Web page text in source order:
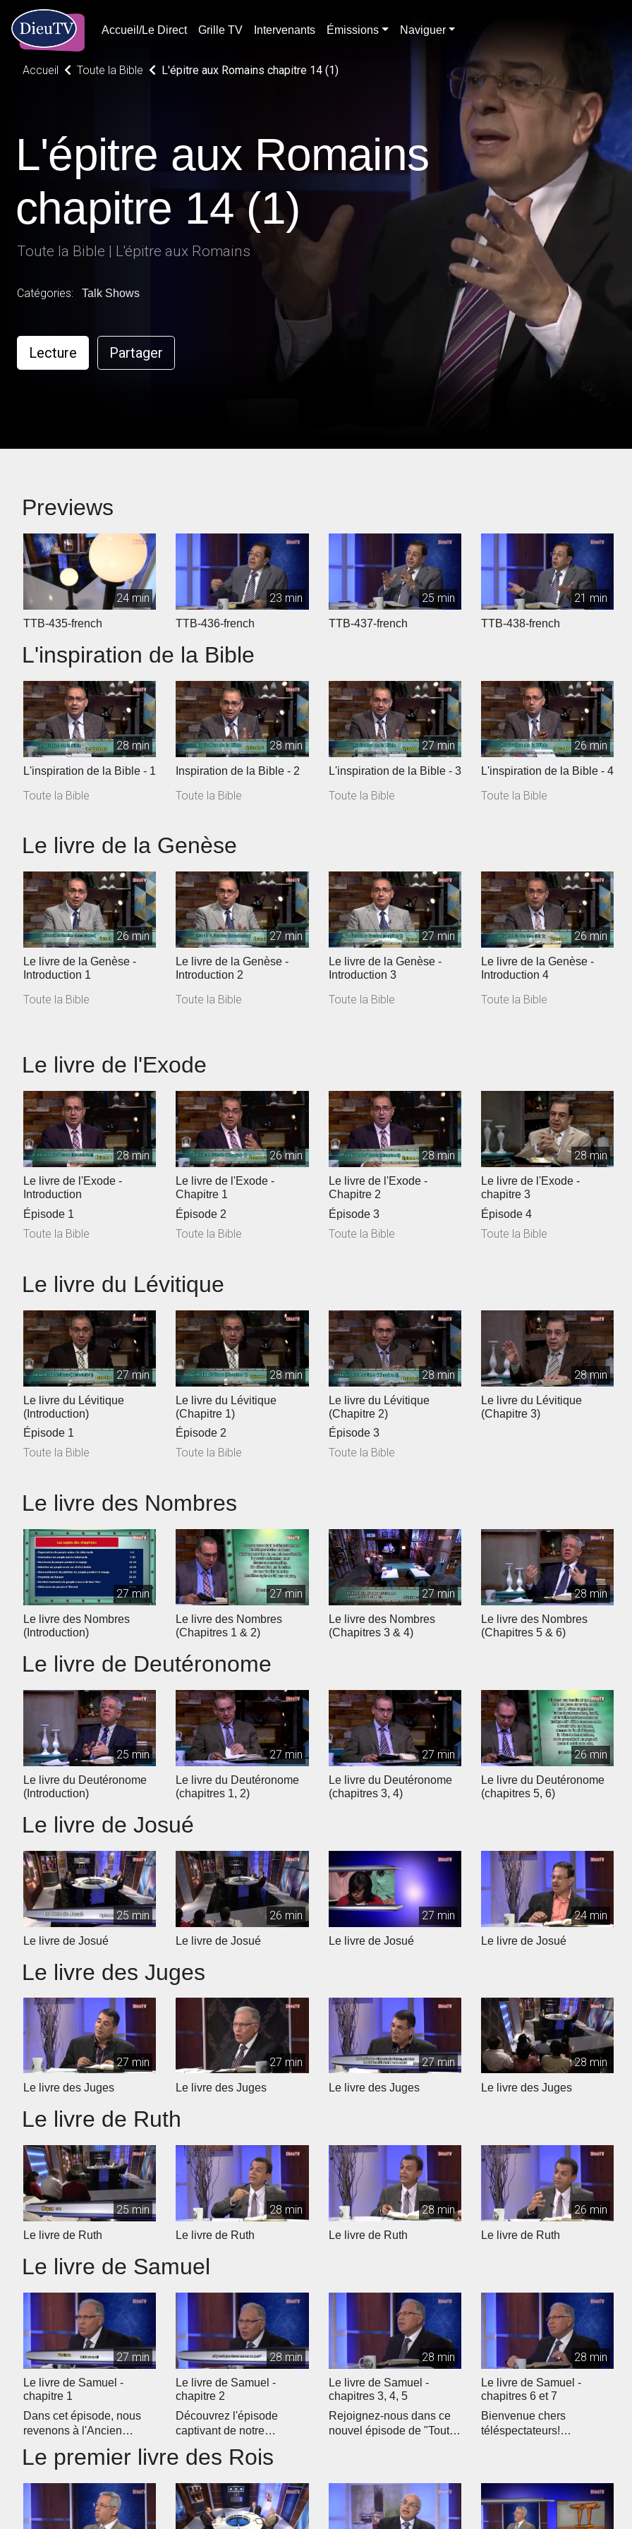
Accueil/Le Direct Grille TV Intervenants Émissions Naviguer
Accueil Toute la Bible L'épitre aux Romains chapitre 14 (1)
L'épitre aux Romains
chapitre 14 (1)
Toute la Bible | L'épitre aux Romains
Catégories: Talk Shows
Lecture Partager
Previews
24 min
TTB-435-french
23 min
TTB-436-french
25 min
TTB-437-french
21 min
TTB-438-french
L'inspiration de la Bible
28 min
L'inspiration de la Bible - 1
Toute la Bible
28 min
Inspiration de la Bible - 2
Toute la Bible
27 min
L'inspiration de la Bible - 3
Toute la Bible
26 min
L'inspiration de la Bible - 4
Toute la Bible
Le livre de la Genèse
26 min
Le livre de la Genèse -
Introduction 1
Toute la Bible
27 min
Le livre de la Genèse -
Introduction 2
Toute la Bible
27 min
Le livre de la Genèse -
Introduction 3
Toute la Bible
26 min
Le livre de la Genèse -
Introduction 4
Toute la Bible
Le livre de l'Exode
28 min
Le livre de l'Exode -
Introduction
Épisode 1
Toute la Bible
26 min
Le livre de l'Exode -
Chapitre 1
Épisode 2
Toute la Bible
28 min
Le livre de l'Exode -
Chapitre 2
Épisode 3
Toute la Bible
28 min
Le livre de l'Exode -
chapitre 3
Épisode 4
Toute la Bible
Le livre du Lévitique
27 min
Le livre du Lévitique
(Introduction)
Épisode 1
Toute la Bible
28 min
Le livre du Lévitique
(Chapitre 1)
Épisode 2
Toute la Bible
28 min
Le livre du Lévitique
(Chapitre 2)
Épisode 3
Toute la Bible
28 min
Le livre du Lévitique
(Chapitre 3)
Le livre des Nombres
27 min
Le livre des Nombres
(Introduction)
27 min
Le livre des Nombres
(Chapitres 1 & 2)
27 min
Le livre des Nombres
(Chapitres 3 & 4)
28 min
Le livre des Nombres
(Chapitres 5 & 6)
Le livre de Deutéronome
25 min
Le livre du Deutéronome
(Introduction)
27 min
Le livre du Deutéronome
(chapitres 1, 2)
27 min
Le livre du Deutéronome
(chapitres 3, 4)
26 min
Le livre du Deutéronome
(chapitres 5, 6)
Le livre de Josué
25 min
Le livre de Josué
26 min
Le livre de Josué
27 min
Le livre de Josué
24 min
Le livre de Josué
Le livre des Juges
27 min
Le livre des Juges
27 min
Le livre des Juges
27 min
Le livre des Juges
28 min
Le livre des Juges
Le livre de Ruth
25 min
Le livre de Ruth
28 min
Le livre de Ruth
28 min
Le livre de Ruth
26 min
Le livre de Ruth
Le livre de Samuel
27 min
Le livre de Samuel -
chapitre 1
Dans cet épisode, nous
revenons à l'Ancien
notre étud...
28 min
Le livre de Samuel -
chapitre 2
Découvrez l'épisode
captivant de notre
biblique quotidien �...
28 min
Le livre de Samuel -
chapitres 3, 4, 5
Rejoignez-nous dans ce
nouvel épisode de "Toute
28 min
Le livre de Samuel -
chapitres 6 et 7
Bienvenue chers
téléspectateurs!
Le premier livre des Rois